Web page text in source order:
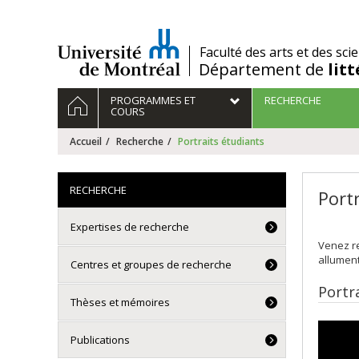
/Faculté des arts et des
Département de
Navigation
principale
ACCUEILPROGRAMMES ET
COURS
RECHERCHE
Accueil Recherche Portraits étudiants
Venez
RECHERCHE
Expertises de recherche
Centres et groupes de recherche
Thèses et mémoires
Publications